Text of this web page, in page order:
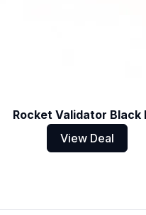
Rocket Validator Black
View Deal